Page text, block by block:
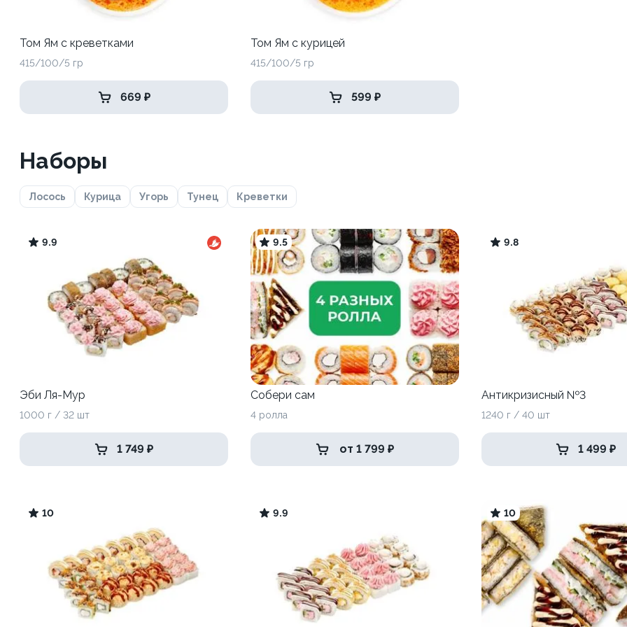
Том Ям с креветками
415/100/5 гр
669 ₽
Том Ям с курицей
415/100/5 гр
599 ₽
Наборы
Лосось Курица Угорь Тунец Креветки
9.9
Эби Ля-Мур
1000 г / 32 шт
1 749 ₽
9.5
Собери сам
4 ролла
от 1 799 ₽
9.8
Антикризисный №3
1240 г / 40 шт
1 499 ₽
10 9.9 10